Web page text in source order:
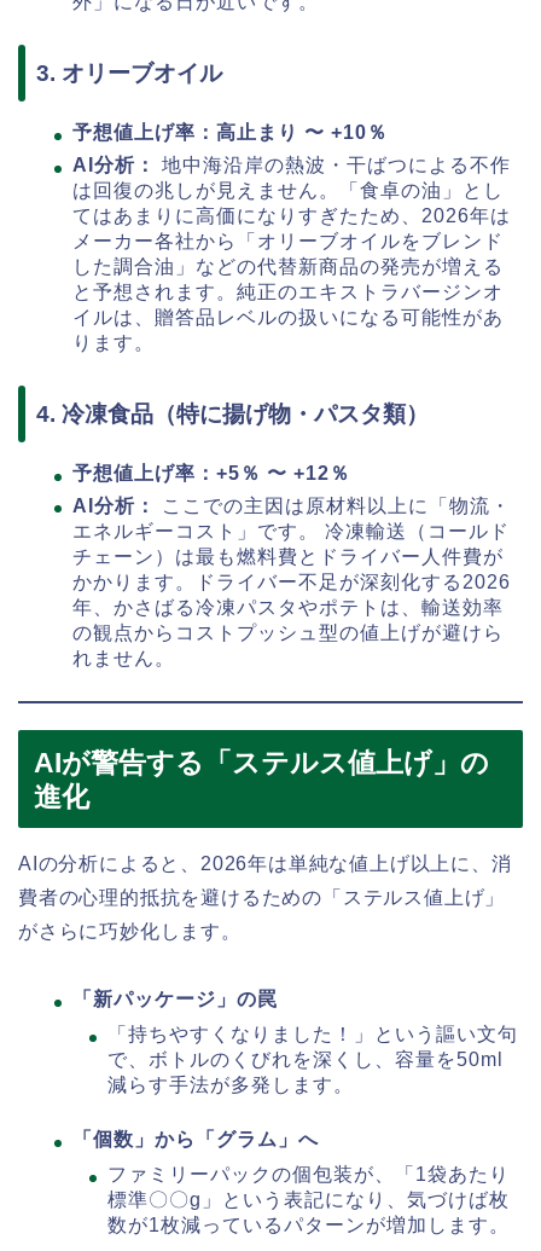
3. オリーブオイル
予想値上げ率：高止まり 〜 +10％
AI分析：
地中海沿岸の熱波・干ばつによる不作
は回復の兆しが見えません。「食卓の油」とし
てはあまりに高価になりすぎたため、2026年は
メーカー各社から「オリーブオイルをブレンド
した調合油」などの代替新商品の発売が増える
と予想されます。純正のエキストラバージンオ
イルは、贈答品レベルの扱いになる可能性があ
ります。
4. 冷凍食品（特に揚げ物・パスタ類）
予想値上げ率：+5％ 〜 +12％
AI分析：
ここでの主因は原材料以上に「物流・
エネルギーコスト」です。 冷凍輸送（コールド
チェーン）は最も燃料費とドライバー人件費が
かかります。ドライバー不足が深刻化する2026
年、かさばる冷凍パスタやポテトは、輸送効率
の観点からコストプッシュ型の値上げが避けら
れません。
AIが警告する「ステルス値上げ」の
進化
AIの分析によると、2026年は単純な値上げ以上に、消
費者の心理的抵抗を避けるための「ステルス値上げ」
がさらに巧妙化します。
「新パッケージ」の罠
「持ちやすくなりました！」という謳い文句
で、ボトルのくびれを深くし、容量を50ml
減らす手法が多発します。
「個数」から「グラム」へ
ファミリーパックの個包装が、「1袋あたり
標準〇〇g」という表記になり、気づけば枚
数が1枚減っているパターンが増加します。